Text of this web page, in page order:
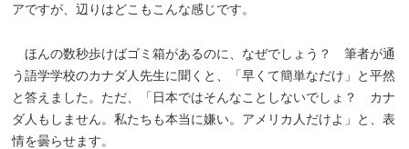
アですが、辺りはどこもこんな感じです。
ほんの数秒歩けばゴミ箱があるのに、なぜでしょう？ 筆者が通
う語学学校のカナダ人先生に聞くと、「早くて簡単なだけ」と平然
と答えました。ただ、「日本ではそんなことしないでしょ？ カナ
ダ人もしません。私たちも本当に嫌い。アメリカ人だけよ」と、表
情を曇らせます。